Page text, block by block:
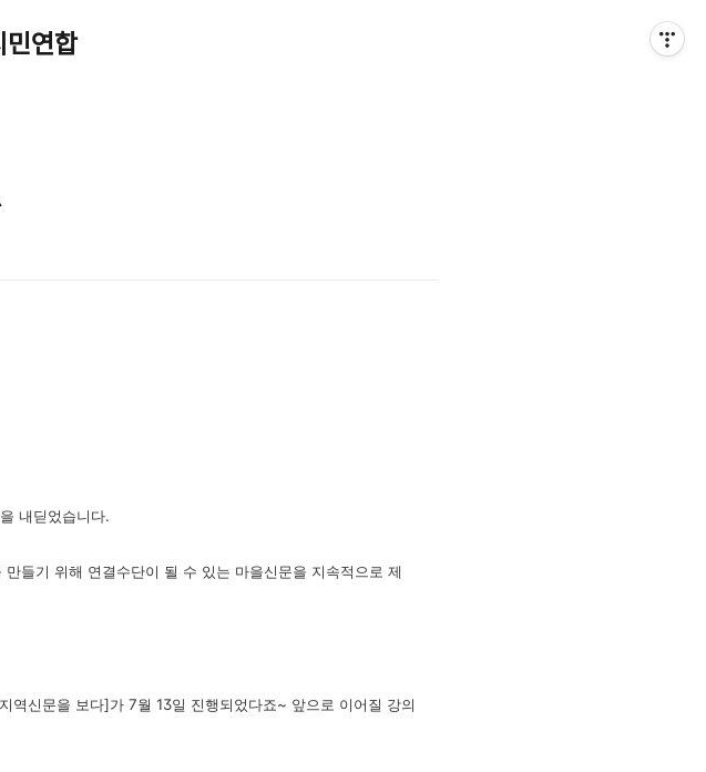
민연합
내딛었습니다.
만들기 위해 연결수단이 될 수 있는 마을신문을 지속적으로 제
역신문을 보다]가 7월 13일 진행되었다죠~ 앞으로 이어질 강의